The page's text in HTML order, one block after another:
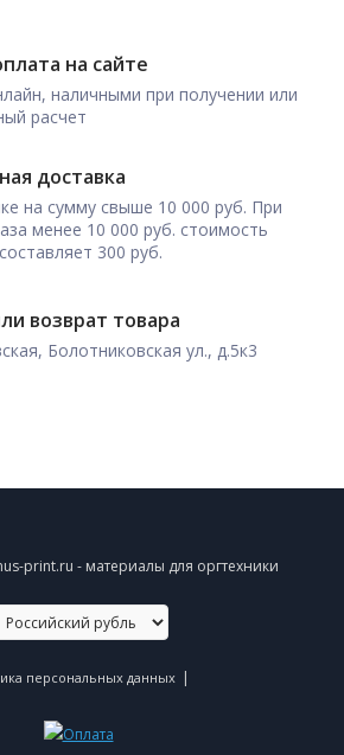
на сайте
наличными при получении или
расчет
доставка
на сумму свыше 10 000 руб. При
менее 10 000 руб. стоимость
300 руб.
возврат товара
Болотниковская ул., д.5к3
print.ru - материалы для оргтехники
персональных данных |